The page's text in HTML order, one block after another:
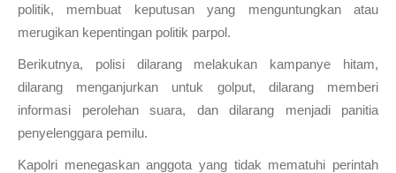
politik, membuat keputusan yang menguntungkan atau
merugikan kepentingan politik parpol.
Berikutnya, polisi dilarang melakukan kampanye hitam,
dilarang menganjurkan untuk golput, dilarang memberi
informasi perolehan suara, dan dilarang menjadi panitia
penyelenggara pemilu.
Kapolri menegaskan anggota yang tidak mematuhi perintah